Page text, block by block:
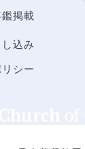
掲載
込み
シー